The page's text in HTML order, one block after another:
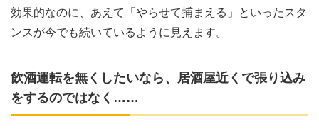
効果的なのに、あえて「やらせて捕まえる」といったスタ
ンスが今でも続いているように見えます。
飲酒運転を無くしたいなら、居酒屋近くで張り込み
をするのではなく……